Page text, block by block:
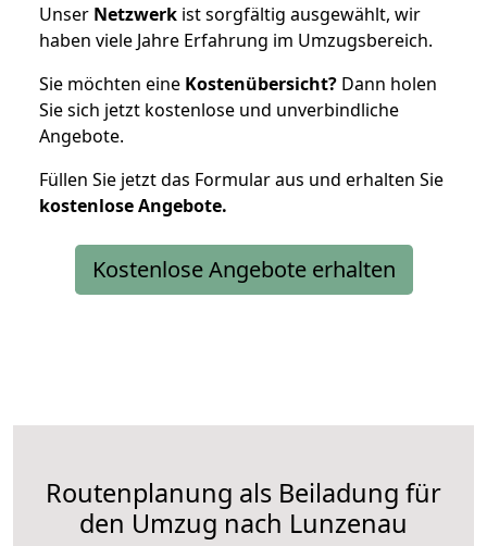
Unser Netzwerk ist sorgfältig ausgewählt, wir
haben viele Jahre Erfahrung im Umzugsbereich.
Sie möchten eine Kostenübersicht? Dann holen
Sie sich jetzt kostenlose und unverbindliche
Angebote.
Füllen Sie jetzt das Formular aus und erhalten Sie
kostenloseAngebote.
Kostenlose Angebote erhalten
Routenplanung als Beiladung für
den Umzug nach Lunzenau